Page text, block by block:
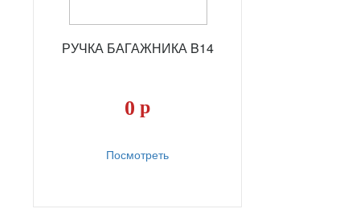
РУЧКА БАГАЖНИКА B14
0 р
Посмотреть